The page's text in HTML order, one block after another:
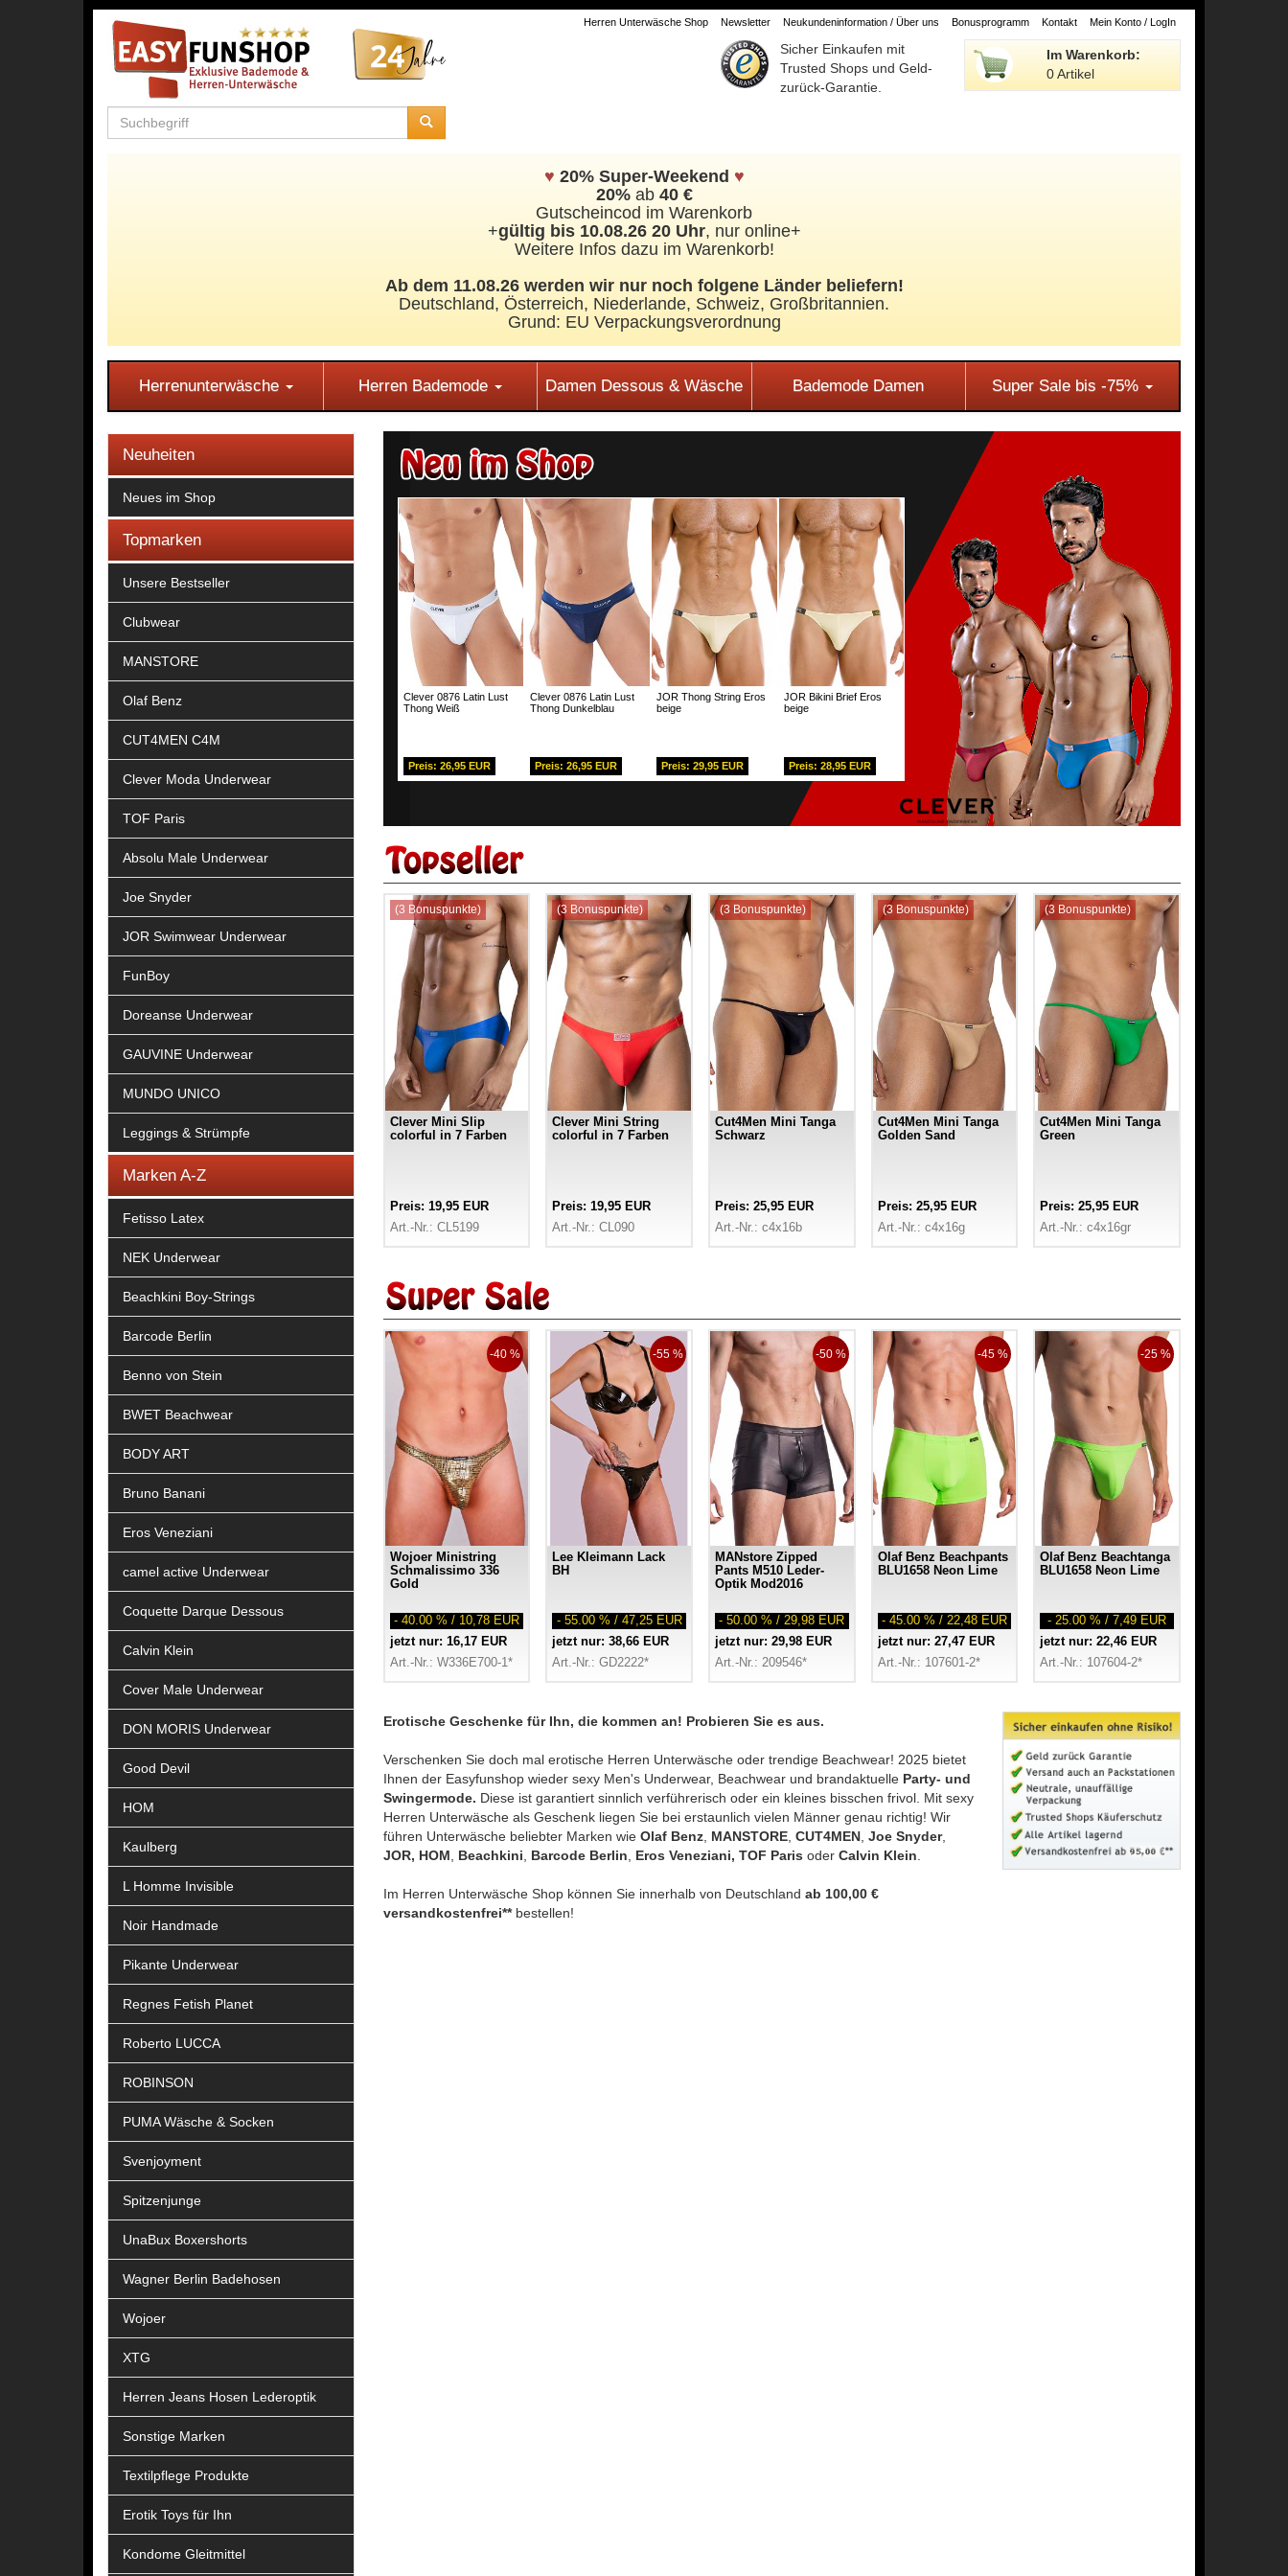
Herren Unterwäsche Shop Newsletter Neukundeninformation / Über uns Bonusprogramm Kontakt Mein Konto / LogIn
Sicher Einkaufen mit
Trusted Shops und Geld-
zurück-Garantie.
Im Warenkorb:
0 Artikel
♥ 20% Super-Weekend ♥
20%ab 40 €
Gutscheincod im Warenkorb
+gültig bis 10.08.26 20 Uhr, nur online+
Weitere Infos dazu im Warenkorb!
Ab dem 11.08.26 werden wir nur noch folgene Länder beliefern!
Deutschland, Österreich, Niederlande, Schweiz, Großbritannien.
Grund: EU Verpackungsverordnung
Herrenunterwäsche Herren Bademode Damen Dessous & Wäsche Bademode Damen Super Sale bis -75%
Neuheiten
Neues im Shop
Topmarken
Unsere Bestseller
Clubwear
MANSTORE
Olaf Benz
CUT4MEN C4M
Clever Moda Underwear
TOF Paris
Absolu Male Underwear
Joe Snyder
JOR Swimwear Underwear
FunBoy
Doreanse Underwear
GAUVINE Underwear
MUNDO UNICO
Leggings & Strümpfe
Marken A-Z
Fetisso Latex
NEK Underwear
Beachkini Boy-Strings
Barcode Berlin
Benno von Stein
BWET Beachwear
BODY ART
Bruno Banani
Eros Veneziani
camel active Underwear
Coquette Darque Dessous
Calvin Klein
Cover Male Underwear
DON MORIS Underwear
Good Devil
HOM
Kaulberg
L Homme Invisible
Noir Handmade
Pikante Underwear
Regnes Fetish Planet
Roberto LUCCA
ROBINSON
PUMA Wäsche & Socken
Svenjoyment
Spitzenjunge
UnaBux Boxershorts
Wagner Berlin Badehosen
Wojoer
XTG
Herren Jeans Hosen Lederoptik
Sonstige Marken
Textilpflege Produkte
Erotik Toys für Ihn
Kondome Gleitmittel
Clever 0876 Latin Lust
Thong Weiß
Preis: 26,95 EUR
Clever 0876 Latin Lust
Thong Dunkelblau
Preis: 26,95 EUR
JOR Thong String Eros
beige
Preis: 29,95 EUR
JOR Bikini Brief Eros
beige
Preis: 28,95 EUR
(3 Bonuspunkte)
Clever Mini Slip
colorful in 7 Farben
Preis: 19,95 EUR
Art.-Nr.: CL5199
(3 Bonuspunkte)
Clever Mini String
colorful in 7 Farben
Preis: 19,95 EUR
Art.-Nr.: CL090
(3 Bonuspunkte)
Cut4Men Mini Tanga
Schwarz
Preis: 25,95 EUR
Art.-Nr.: c4x16b
(3 Bonuspunkte)
Cut4Men Mini Tanga
Golden Sand
Preis: 25,95 EUR
Art.-Nr.: c4x16g
(3 Bonuspunkte)
Cut4Men Mini Tanga
Green
Preis: 25,95 EUR
Art.-Nr.: c4x16gr
-40 %
Wojoer Ministring
Schmalissimo 336
Gold
- 40.00 % / 10,78 EUR
jetzt nur: 16,17 EUR
Art.-Nr.: W336E700-1*
-55 %
Lee Kleimann Lack
BH
- 55.00 % / 47,25 EUR
jetzt nur: 38,66 EUR
Art.-Nr.: GD2222*
-50 %
MANstore Zipped
Pants M510 Leder-
Optik Mod2016
- 50.00 % / 29,98 EUR
jetzt nur: 29,98 EUR
Art.-Nr.: 209546*
-45 %
Olaf Benz Beachpants
BLU1658 Neon Lime
- 45.00 % / 22,48 EUR
jetzt nur: 27,47 EUR
Art.-Nr.: 107601-2*
-25 %
Olaf Benz Beachtanga
BLU1658 Neon Lime
- 25.00 % / 7,49 EUR
jetzt nur: 22,46 EUR
Art.-Nr.: 107604-2*
Erotische Geschenke für Ihn, die kommen an! Probieren Sie es aus.
Verschenken Sie doch mal erotische Herren Unterwäsche oder trendige Beachwear! 2025 bietet
Ihnen der Easyfunshop wieder sexy Men's Underwear, Beachwear und brandaktuelle Party- und
Swingermode. Diese ist garantiert sinnlich verführerisch oder ein kleines bisschen frivol. Mit sexy
Herren Unterwäsche als Geschenk liegen Sie bei erstaunlich vielen Männer genau richtig! Wir
führen Unterwäsche beliebter Marken wie Olaf Benz, MANSTORE, CUT4MEN, Joe Snyder,
JOR, HOM
Beachkini Barcode Berlin Eros Veneziani, TOF Paris oder Calvin Klein
Im Herren Unterwäsche Shop können Sie innerhalb von Deutschland ab 100,00 €
versandkostenfrei**bestellen!